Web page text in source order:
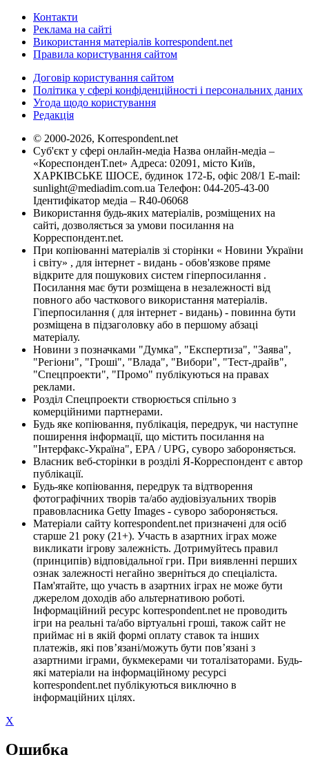
Контакти
Реклама на сайті
Використання матеріалів korrespondent.net
Правила користування сайтом
Договір користування сайтом
Політика у сфері конфіденційності і персональних даних
Угода щодо користування
Редакція
© 2000-2026, Korrespondent.net
Суб'єкт у сфері онлайн-медіа Назва онлайн-медіа –
«КореспонденТ.net» Адреса: 02091, місто Київ,
ХАРКІВСЬКЕ ШОСЕ, будинок 172-Б, офіс 208/1 E-mail:
sunlight@mediadim.com.ua Телефон: 044-205-43-00
Ідентифікатор медіа – R40-06068
Використання будь-яких матеріалів, розміщених на
сайті, дозволяється за умови посилання на
Корреспондент.net.
При копіюванні матеріалів зі сторінки « Новини України
і світу» , для інтернет - видань - обов'язкове пряме
відкрите для пошукових систем гіперпосилання .
Посилання має бути розміщена в незалежності від
повного або часткового використання матеріалів.
Гіперпосилання ( для інтернет - видань) - повинна бути
розміщена в підзаголовку або в першому абзаці
матеріалу.
Новини з позначками "Думка", "Експертиза", "Заява",
"Регіони", "Гроші", "Влада", "Вибори", "Тест-драйв",
"Спецпроекти", "Промо" публікуються на правах
реклами.
Розділ Спецпроекти створюється спільно з
комерційними партнерами.
Будь яке копіювання, публікація, передрук, чи наступне
поширення інформації, що містить посилання на
"Інтерфакс-Україна", EPA / UPG, суворо забороняється.
Власник веб-сторінки в розділі Я-Корреспондент є автор
публікації.
Будь-яке копіювання, передрук та відтворення
фотографічних творів та/або аудіовізуальних творів
правовласника Getty Images - суворо забороняється.
Матеріали сайту korrespondent.net призначені для осіб
старше 21 року (21+). Участь в азартних іграх може
викликати ігрову залежність. Дотримуйтесь правил
(принципів) відповідальної гри. При виявленні перших
ознак залежності негайно зверніться до спеціаліста.
Пам'ятайте, що участь в азартних іграх не може бути
джерелом доходів або альтернативою роботі.
Інформаційний ресурс korrespondent.net не проводить
ігри на реальні та/або віртуальні гроші, також сайт не
приймає ні в якій формі оплату ставок та інших
платежів, які пов’язані/можуть бути пов’язані з
азартними іграми, букмекерами чи тоталізаторами. Будь-
які матеріали на інформаційному ресурсі
korrespondent.net публікуються виключно в
інформаційних цілях.
X
Ошибка